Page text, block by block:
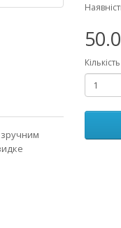
зручним
Кількість